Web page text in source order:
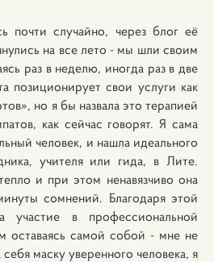
почти случайно, через блог её
на все лето - мы шли своим
раз в неделю, иногда раз в две
позиционирует свои услуги как
но я бы назвала это терапией
как сейчас говорят. Я сама
человек, и нашла идеального
учителя или гида, в Лите.
и при этом ненавязчиво она
сомнений. Благодаря этой
участие в профессиональной
оставаясь самой собой - мне не
маску уверенного человека, я